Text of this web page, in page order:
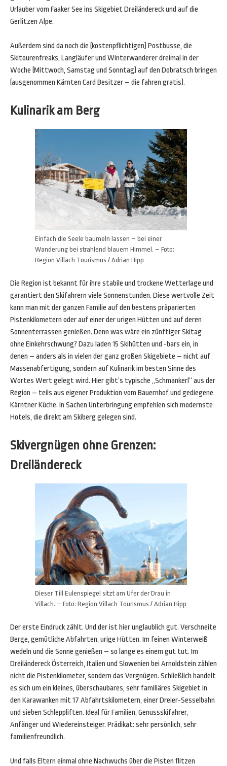
Urlauber vom Faaker See ins Skigebiet Dreiländereck und auf die
Gerlitzen Alpe.
Außerdem sind da noch die (kostenpflichtigen) Postbusse, die
Skitourenfreaks, Langläufer und Winterwanderer dreimal in der
Woche (Mittwoch, Samstag und Sonntag) auf den Dobratsch bringen
(ausgenommen Kärnten Card Besitzer – die fahren gratis).
Kulinarik am Berg
Einfach die Seele baumeln lassen – bei einer
Wanderung bei strahlend blauem Himmel. – Foto:
Region Villach Tourismus / Adrian Hipp
Die Region ist bekannt für ihre stabile und trockene Wetterlage und
garantiert den Skifahrern viele Sonnenstunden. Diese wertvolle Zeit
kann man mit der ganzen Familie auf den bestens präparierten
Pistenkilometern oder auf einer der urigen Hütten und auf deren
Sonnenterrassen genießen. Denn was wäre ein zünftiger Skitag
ohne Einkehrschwung? Dazu laden 15 Skihütten und -bars ein, in
denen – anders als in vielen der ganz großen Skigebiete – nicht auf
Massenabfertigung, sondern auf Kulinarik im besten Sinne des
Wortes Wert gelegt wird. Hier gibt’s typische „Schmankerl“ aus der
Region – teils aus eigener Produktion vom Bauernhof und gediegene
Kärntner Küche. In Sachen Unterbringung empfehlen sich modernste
Hotels, die direkt am Skiberg gelegen sind.
Skivergnügen ohne Grenzen:
Dreiländereck
Dieser Till Eulenspiegel sitzt am Ufer der Drau in
Villach. – Foto: Region Villach Tourismus / Adrian Hipp
Der erste Eindruck zählt. Und der ist hier unglaublich gut. Verschneite
Berge, gemütliche Abfahrten, urige Hütten. Im feinen Winterweiß
wedeln und die Sonne genießen – so lange es einem gut tut. Im
Dreiländereck Österreich, Italien und Slowenien bei Arnoldstein zählen
nicht die Pistenkilometer, sondern das Vergnügen. Schließlich handelt
es sich um ein kleines, überschaubares, sehr familiäres Skigebiet in
den Karawanken mit 17 Abfahrtskilometern, einer Dreier-Sesselbahn
und sieben Schleppliften. Ideal für Familien, Genussskifahrer,
Anfänger und Wiedereinsteiger. Prädikat: sehr persönlich, sehr
familienfreundlich.
Und falls Eltern einmal ohne Nachwuchs über die Pisten flitzen